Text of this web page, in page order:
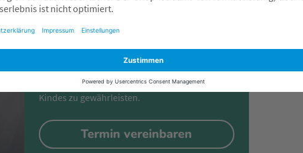
Einbau-Beratung im
Fachmarkt
Besuche uns in einem unserer Fachmärkte und
wir zeigen dir, wie man den Kindersitz richtig
einbaut, um eine maximale Sicherheit deines
Kindes zu gewährleisten.
Termin vereinbaren